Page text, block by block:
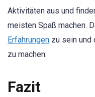
Aktivitäten aus und
meisten Spaß machen.
Erfahrungen zu sein und
zu machen.
Fazit